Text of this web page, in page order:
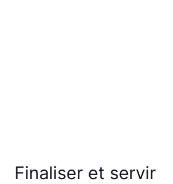
Finaliser et servir